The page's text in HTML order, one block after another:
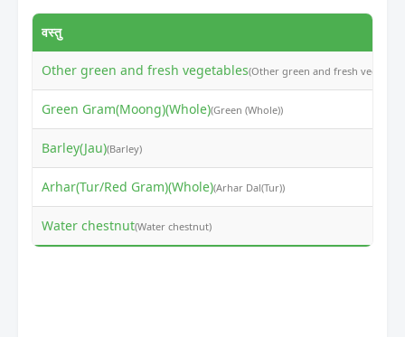
वस्तु
Other green and fresh vegetables(Other green and fresh
Green Gram(Moong)(Whole)(Green (Whole))
Barley(Jau)(Barley)
Arhar(Tur/Red Gram)(Whole)(Arhar Dal(Tur))
Water chestnut(Water chestnut)